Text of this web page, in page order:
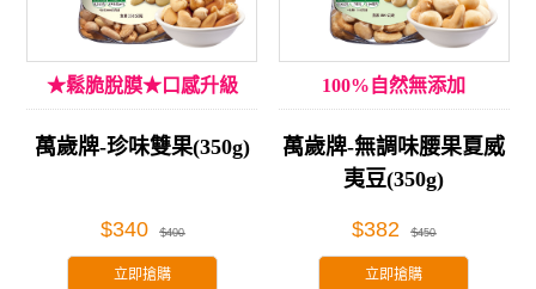
★鬆脆脫膜★口感升級
萬歲牌-珍味雙果(350g)
$340 $400
立即搶購
100%自然無添加
萬歲牌-無調味腰果夏威
夷豆(350g)
$382 $450
立即搶購